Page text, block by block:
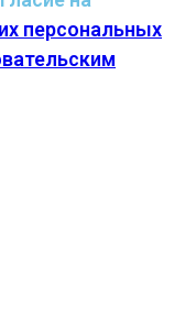
персональных